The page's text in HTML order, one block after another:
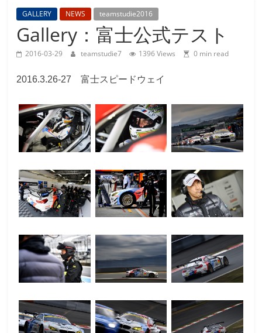
BMW
Team
Studie
GALLERY NEWS teamstudie2016
Gallery：富士公式テスト
2016-03-29 teamstudie7 1396 Views 0 min read
2016.3.26-27 富士スピードウェイ